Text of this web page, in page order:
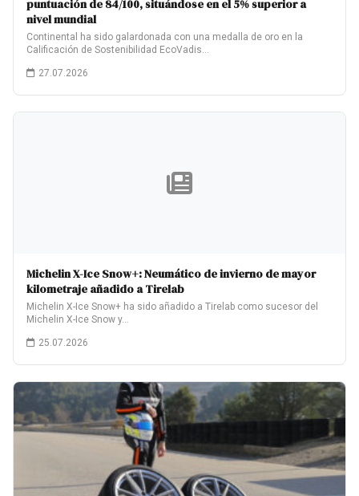
puntuación de 84/100, situándose en el 5% superior a
nivel mundial
Continental ha sido galardonada con una medalla de oro en la
Calificación de Sostenibilidad EcoVadis…
27.07.2026
Michelin X-Ice Snow+: Neumático de invierno de mayor
kilometraje añadido a Tirelab
Michelin X-Ice Snow+ ha sido añadido a Tirelab como sucesor del
Michelin X-Ice Snow y…
25.07.2026